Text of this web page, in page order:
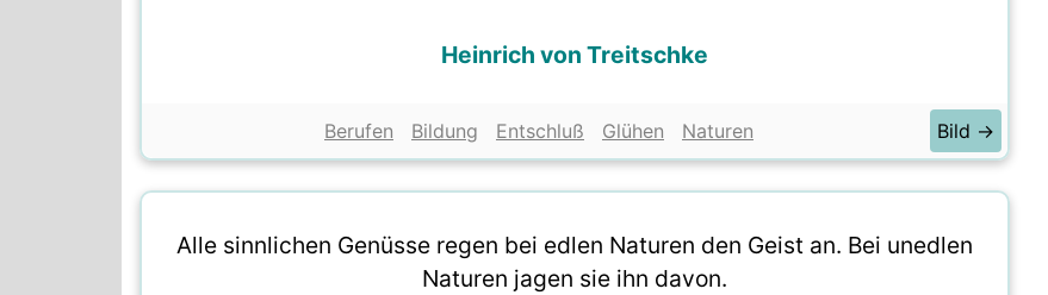
Heinrich von Treitschke
Berufen Bildung Entschluß Glühen Naturen Bild →
Alle sinnlichen Genüsse regen bei edlen Naturen den Geist an. Bei unedlen
Naturen jagen sie ihn davon.